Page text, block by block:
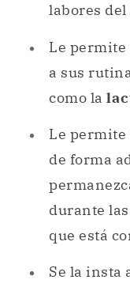
labores del
Le permite
a sus
como la
Le permite
de forma
durante
que está
Se la insta